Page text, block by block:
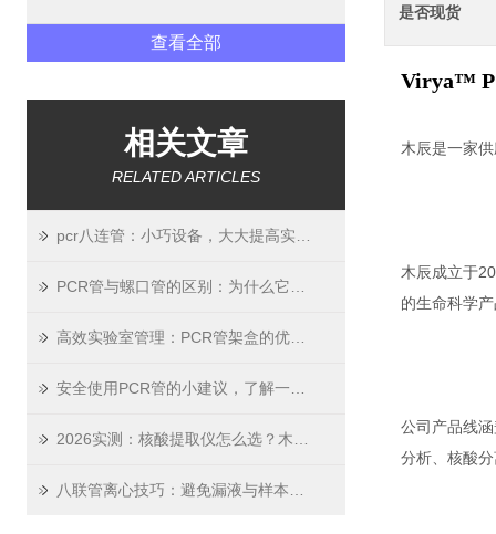
查看全部
相关文章
RELATED ARTICLES
是否现货
Virya™
木辰是一家
木辰成立于
的生命科学
公司产品线
分析、核酸